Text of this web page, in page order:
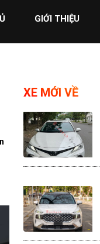
GIỚI THIỆU
XE MỚI VỀ